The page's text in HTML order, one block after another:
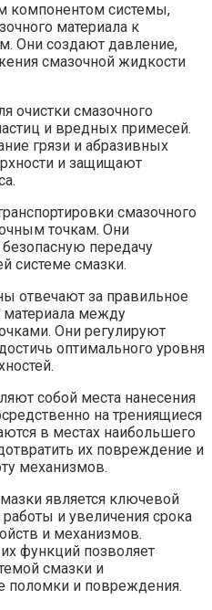
компонентом системы,
материала к
Они создают давление,
смазочной жидкости
очистки смазочного
и вредных примесей.
грязи и абразивных
и защищают
смазочного
точкам. Они
передачу
системе смазки.
отвечают за правильное
материала между
Они регулируют
оптимального уровня
собой места нанесения
на трениящиеся
в местах наибольшего
их повреждение и
механизмов.
является ключевой
и увеличения срока
и механизмов.
функций позволяет
смазки и
поломки и повреждения.